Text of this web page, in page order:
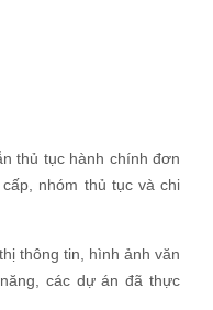
thủ tục hành chính đơn
nhóm thủ tục và chi
thông tin, hình ảnh văn
các dự án đã thực